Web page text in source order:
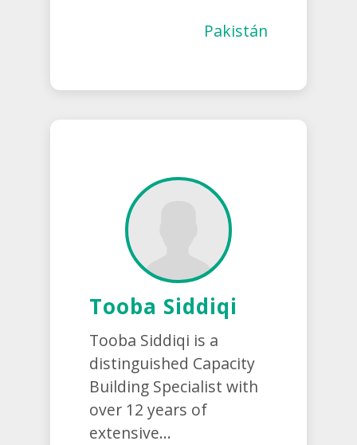
Pakistán
Tooba Siddiqi
Tooba Siddiqi is a
distinguished Capacity
Building Specialist with
over 12 years of
extensive...